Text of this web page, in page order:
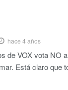
hace 4 años
de VOX vota NO
Está claro que